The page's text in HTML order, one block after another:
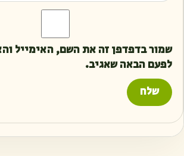
שמור בדפדפן זה את השם, האימייל
לפעם הבאה שאגיב.